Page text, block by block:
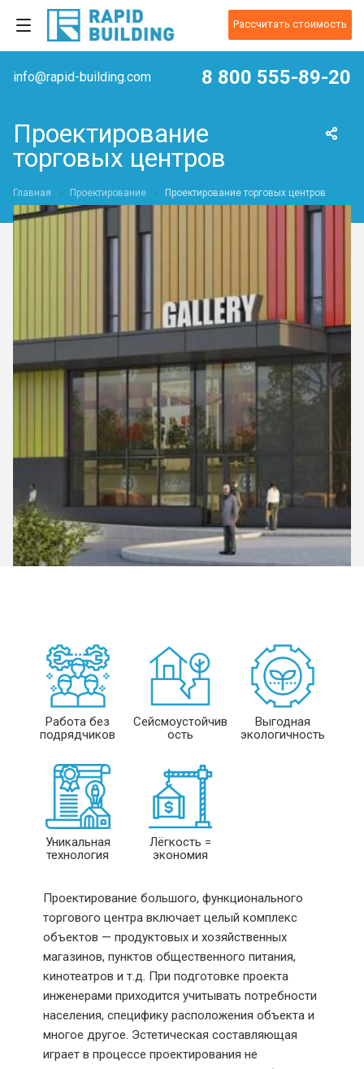
Рассчитать стоимость
info@rapid-building.com 8 800 555-89-20
Проектирование
торговых центров
Главная Проектирование Проектирование торговых центров
Работа без
подрядчиков
Сейсмоустойчив
ость
Выгодная
экологичность
Уникальная
технология
Лёгкость =
экономия
Проектирование большого, функционального
торгового центра включает целый комплекс
объектов — продуктовых и хозяйственных
магазинов, пунктов общественного питания,
кинотеатров и т.д. При подготовке проекта
инженерами приходится учитывать потребности
населения, специфику расположения объекта и
многое другое. Эстетическая составляющая
играет в процессе проектирования не